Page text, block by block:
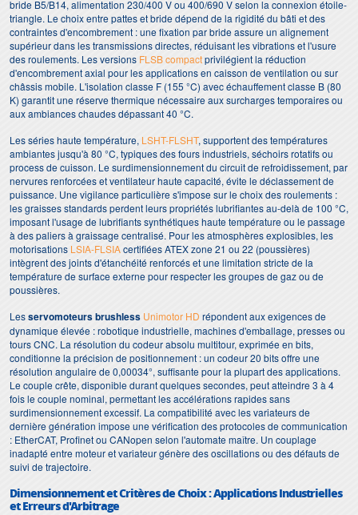
bride B5/B14, alimentation 230/400 V ou 400/690 V selon la connexion étoile-
triangle. Le choix entre pattes et bride dépend de la rigidité du bâti et des
contraintes d'encombrement : une fixation par bride assure un alignement
supérieur dans les transmissions directes, réduisant les vibrations et l'usure
des roulements. Les versions FLSB compactprivilégient la réduction
d'encombrement axial pour les applications en caisson de ventilation ou sur
châssis mobile. L'isolation classe F (155 °C) avec échauffement classe B (80
K) garantit une réserve thermique nécessaire aux surcharges temporaires ou
aux ambiances chaudes dépassant 40 °C.
Les séries haute température, LSHT-FLSHT, supportent des températures
ambiantes jusqu'à 80 °C, typiques des fours industriels, séchoirs rotatifs ou
process de cuisson. Le surdimensionnement du circuit de refroidissement, par
nervures renforcées et ventilateur haute capacité, évite le déclassement de
puissance. Une vigilance particulière s'impose sur le choix des roulements :
les graisses standards perdent leurs propriétés lubrifiantes au-delà de 100 °C,
imposant l'usage de lubrifiants synthétiques haute température ou le passage
à des paliers à graissage centralisé. Pour les atmosphères explosibles, les
motorisations LSIA-FLSIAcertifiées ATEX zone 21 ou 22 (poussières)
intègrent des joints d'étanchéité renforcés et une limitation stricte de la
température de surface externe pour respecter les groupes de gaz ou de
poussières.
Lesservomoteurs brushless Unimotor HD répondent aux exigences de
dynamique élevée : robotique industrielle, machines d'emballage, presses ou
tours CNC. La résolution du codeur absolu multitour, exprimée en bits,
conditionne la précision de positionnement : un codeur 20 bits offre une
résolution angulaire de 0,00034°, suffisante pour la plupart des applications.
Le couple crête, disponible durant quelques secondes, peut atteindre 3 à 4
fois le couple nominal, permettant les accélérations rapides sans
surdimensionnement excessif. La compatibilité avec les variateurs de
dernière génération impose une vérification des protocoles de communication
: EtherCAT, Profinet ou CANopen selon l'automate maître. Un couplage
inadapté entre moteur et variateur génère des oscillations ou des défauts de
suivi de trajectoire.
Dimensionnement et Critères de Choix : Applications Industrielles
et Erreurs d'Arbitrage